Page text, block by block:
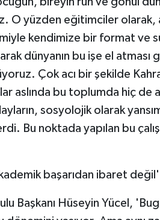
O yüzden eğitimciler olarak,
kendimize bir format ve
dünyanın bu işe el atması
Çok acı bir şekilde
aslında bu toplumda hiç de
sosyolojik olarak
Bu noktada yapılan bu
başarıdan ibaret değil'
Başkanı Hüseyin Yücel,